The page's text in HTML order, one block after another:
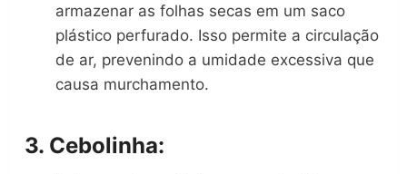
armazenar as folhas secas em um saco
plástico perfurado. Isso permite a circulação
de ar, prevenindo a umidade excessiva que
causa murchamento.
3. Cebolinha: